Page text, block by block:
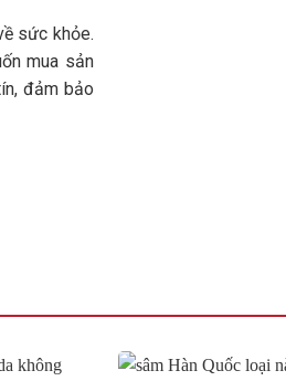
sức khỏe.
mua sản
đảm bảo